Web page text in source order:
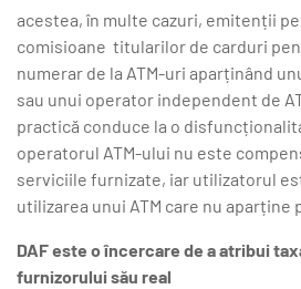
acestea, în multe cazuri, emitenții
comisioane titularilor de carduri
numerar de la ATM-uri aparținând
sau unui operator independent de
practică conduce la o
operatorul ATM-ului nu este
serviciile furnizate, iar utilizatorul
utilizarea unui ATM care nu aparține
DAF este o încercare de a atribui
furnizorului său real